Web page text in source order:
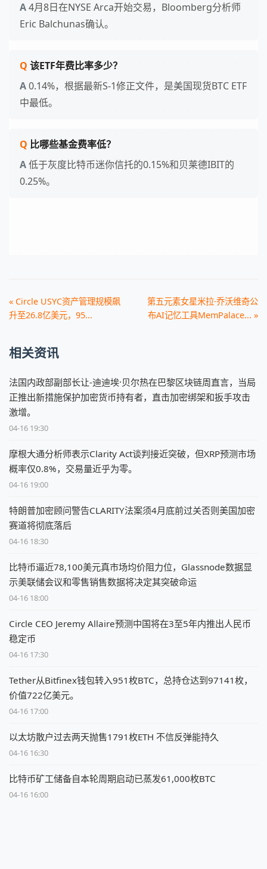
4月8日在NYSE Arca开始交易，Bloomberg分析师
Eric Balchunas确认。
该ETF年费比率多少？
0.14%，根据最新S-1修正文件，是美国现货BTC ETF
中最低。
比哪些基金费率低？
低于灰度比特币迷你信托的0.15%和贝莱德IBIT的
0.25%。
« Circle USYC资产管理规模飙
升至26.8亿美元，95...
第五元素女星米拉·乔沃维奇公
布AI记忆工具MemPalace... »
相关资讯
法国内政部副部长让-迪迪埃·贝尔热在巴黎区块链周直言，当局
正推出新措施保护加密货币持有者，直击加密绑架和扳手攻击
激增。
04-16 19:30
摩根大通分析师表示Clarity Act谈判接近突破，但XRP预测市场
概率仅0.8%，交易量近乎为零。
04-16 19:00
特朗普加密顾问警告CLARITY法案须4月底前过关否则美国加密
赛道将彻底落后
04-16 18:30
比特币逼近78,100美元真市场均价阻力位，Glassnode数据显
示美联储会议和零售销售数据将决定其突破命运
04-16 18:00
Circle CEO Jeremy Allaire预测中国将在3至5年内推出人民币
稳定币
04-16 17:30
Tether从Bitfinex钱包转入951枚BTC，总持仓达到97141枚，
价值722亿美元。
04-16 17:00
以太坊散户过去两天抛售1791枚ETH 不信反弹能持久
04-16 16:30
比特币矿工储备自本轮周期启动已蒸发61,000枚BTC
04-16 16:00